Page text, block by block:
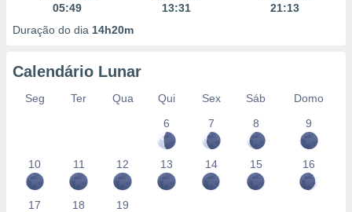
05:49
13:31
21:13
Duração do dia 14h20m
Calendário Lunar
Seg Ter Qua Qui Sex Sáb
Domo
6
7 8 9
10 11 12 13 14 15 16
17 18 19